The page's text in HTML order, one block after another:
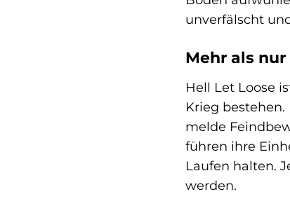
unverfälscht
Mehr als
Hell Let Loose
Krieg
melde
führen ihre
Laufen halten.
werden.